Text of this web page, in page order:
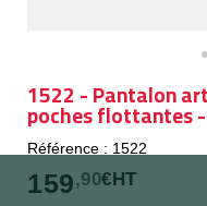
1522 - Pantalon
poches flottantes
Référence : 1522
159,90€HT